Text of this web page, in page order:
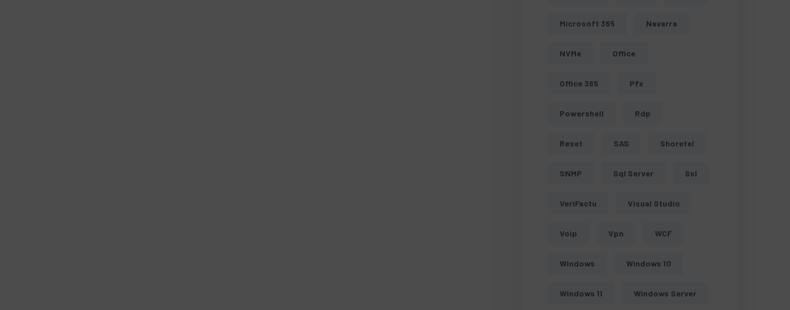
Microsoft 365 Navarra
NVMe Office
Office 365 Pfx
Powershell Rdp
Reset SAS Shoretel
SNMP Sql Server Ssl
VeriFactu Visual Studio
Voip Vpn WCF
Windows Windows 10
Windows 11 Windows Server